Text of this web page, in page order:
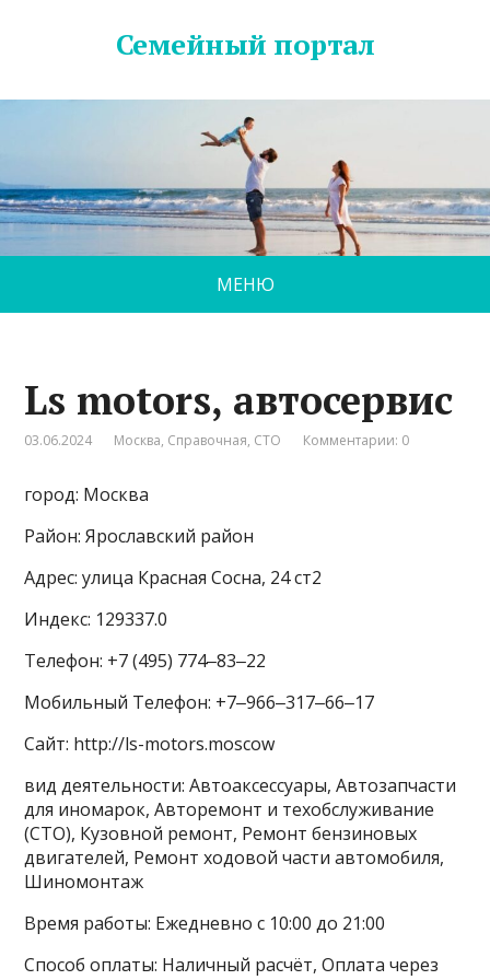
Семейный портал
МЕНЮ
Ls motors, автосервис
03.06.2024 Москва, Справочная, СТО Комментарии: 0
город: Москва
Район: Ярославский район
Адрес: улица Красная Сосна, 24 ст2
Индекс: 129337.0
Телефон: +7 (495) 774‒83‒22
Мобильный Телефон: +7‒966‒317‒66‒17
Сайт: http://ls-motors.moscow
вид деятельности: Автоаксессуары, Автозапчасти
для иномарок, Авторемонт и техобслуживание
(СТО), Кузовной ремонт, Ремонт бензиновых
двигателей, Ремонт ходовой части автомобиля,
Шиномонтаж
Время работы: Ежедневно с 10:00 до 21:00
Способ оплаты: Наличный расчёт, Оплата через